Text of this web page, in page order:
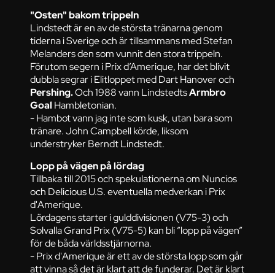
"Osten" bakom trippeln
Lindstedt är en av de största tränarna genom
tiderna i Sverige och är tillsammans med Stefan
Melanders den som vunnit den stora trippeln.
Förutom segern i Prix d’Amerique, har det blivit
dubbla segrar i Elitloppet med Dart Hanover och
Pershing.Och 1988 vann LindstedtsArmbro
Goal Hambletonian.
- Hambot vann jag inte som kusk, utan bara som
tränare. John Campbell körde, liksom
understryker Berndt Lindstedt.
Lopp på vägen på lördag
Tillbaka till 2015 och spekulationerna om Nuncios
och Delicious U.S. eventuella medverkan i Prix
d'Amerique.
Lördagens starter i gulddivisionen (V75-3) och
Solvalla Grand Prix (V75-5) kan bli ”lopp på vägen”
för de båda världsstjärnorna.
- Prix d'Amerique är ett av de största lopp som går
att vinna så det är klart att de funderar. Det är klart